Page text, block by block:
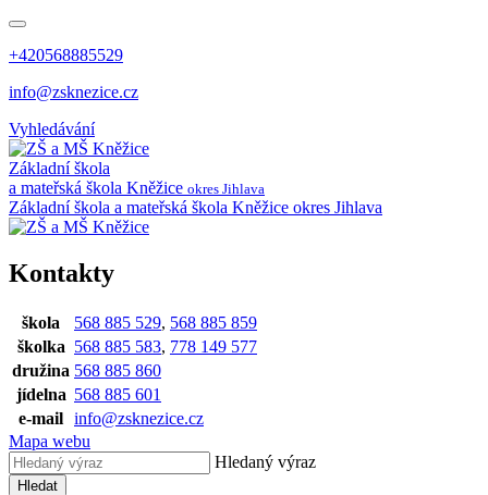
+420568885529
info@zsknezice.cz
Vyhledávání
Základní škola
a mateřská škola Kněžice okres Jihlava
Základní škola a mateřská škola Kněžice okres Jihlava
Kontakty
škola 568 885 529, 568 885 859
školka 568 885 583, 778 149 577
družina 568 885 860
jídelna 568 885 601
e-mail info@zsknezice.cz
Mapa webu
Hledaný výraz
Hledat